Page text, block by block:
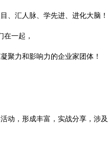
、汇人脉、学先进、进化大脑！
在一起，
聚力和影响力的企业家团体！
动，形成丰富，实战分享，涉